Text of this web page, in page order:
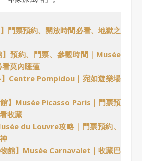
】門票預約、開放時間必看、地獄之
】預約、門票、參觀時間｜Musée
莫內睡蓮
】Centre Pompidou｜宛如遊樂場
館】Musée Picasso Paris｜門票預
收藏
du Louvre攻略｜門票預約、
物館】Musée Carnavalet｜收藏巴